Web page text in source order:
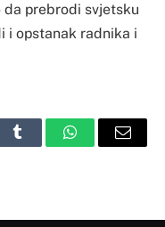
da prebrodi svjetsku
i opstanak radnika i
Tumblr WhatsAppEmail